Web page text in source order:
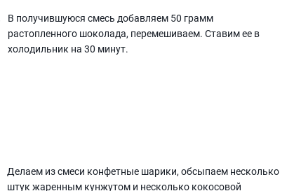
В получившуюся смесь добавляем 50 грамм
растопленного шоколада, перемешиваем. Ставим ее в
холодильник на 30 минут.
Делаем из смеси конфетные шарики, обсыпаем несколько
штук жаренным кунжутом и несколько кокосовой